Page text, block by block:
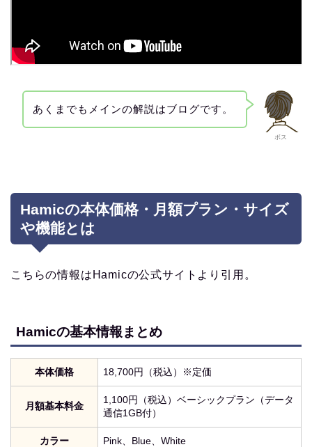
ボス
あくまでもメインの解説はブログです。
Hamicの本体価格・月額プラン・サイズ
や機能とは
こちらの情報はHamicの公式サイトより引用。
Hamicの基本情報まとめ
本体価格 18,700円（税込）※定価
月額基本料金
1,100円（税込）ベーシックプラン（データ
通信1GB付）
カラー Pink、Blue、White